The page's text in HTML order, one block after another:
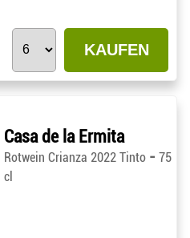
KAUFEN
Casa de la Ermita
Rotwein Crianza 2022 Tinto -75
cl